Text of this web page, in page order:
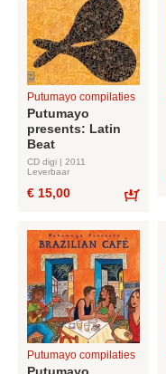
Putumayo compilaties
Putumayo
presents: Latin
Beat
CD digi | 2011
Leverbaar
€ 15,00
Putumayo compilaties